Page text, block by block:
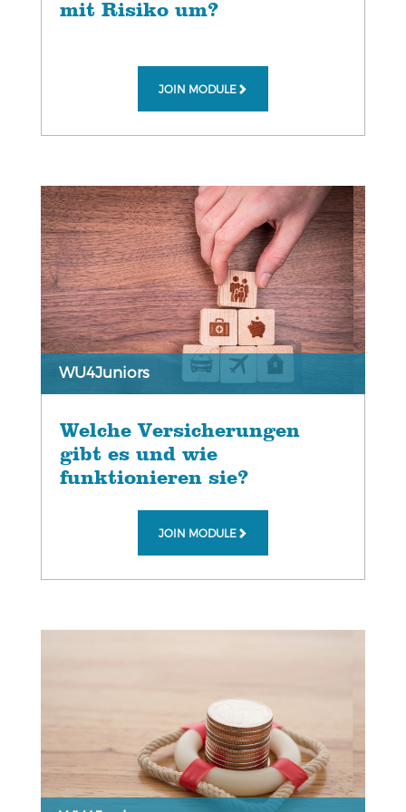
mit Risiko um?
JOIN MODULE
WU4Juniors
Welche Versicherungen
gibt es und wie
funktionieren sie?
JOIN MODULE